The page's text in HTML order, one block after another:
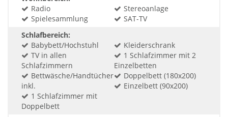
Radio
Stereoanlage
Spielesammlung
SAT-TV
Schlafbereich:
Babybett/Hochstuhl
Kleiderschrank
TV in allen
Schlafzimmern
1 Schlafzimmer mit 2
Einzelbetten
Bettwäsche/Handtücher
inkl.
Doppelbett (180x200)
Einzelbett (90x200)
1 Schlafzimmer mit
Doppelbett